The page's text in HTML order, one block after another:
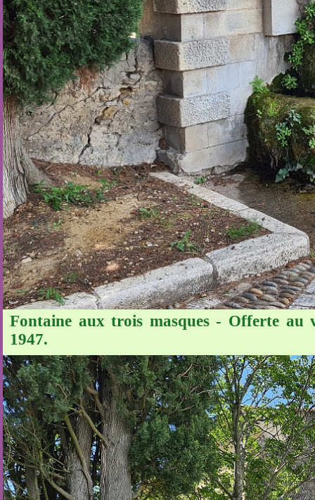
Fontaine aux trois masques - Offerte
1947.